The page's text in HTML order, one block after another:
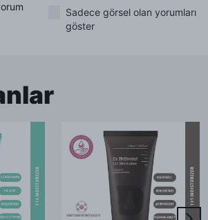
Sadece görsel olan yorumları
göster